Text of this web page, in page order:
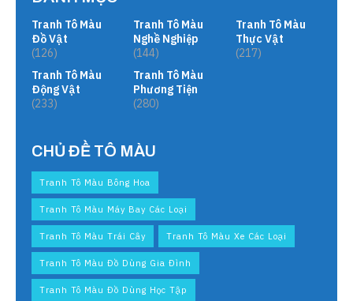
Tranh Tô Màu
Đồ Vật
(126)
Tranh Tô Màu
Động Vật
(233)
Tranh Tô Màu
Nghề Nghiệp
(144)
Tranh Tô Màu
Phương Tiện
(280)
Tranh Tô Màu
Thực Vật
(217)
CHỦ ĐỀ TÔ MÀU
Tranh Tô Màu Bông Hoa
Tranh Tô Màu Máy Bay Các Loại
Tranh Tô Màu Trái Cây Tranh Tô Màu Xe Các Loại
Tranh Tô Màu Đồ Dùng Gia Đình
Tranh Tô Màu Đồ Dùng Học Tập